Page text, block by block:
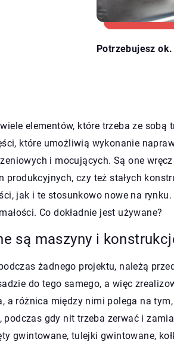
Potrzebujesz
elementów, które trzeba ze sobą
które umożliwią wykonanie
i mocujących. Są one wręcz
czy też stałych
jak i te stosunkowo nowe na rynku.
Co dokładnie jest używane?
są maszyny i
żadnego projektu, należą
do tego samego, a więc
a różnica między nimi polega na
gdy nit trzeba zerwać i
gwintowane, tulejki gwintowane,